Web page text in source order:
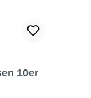
10er